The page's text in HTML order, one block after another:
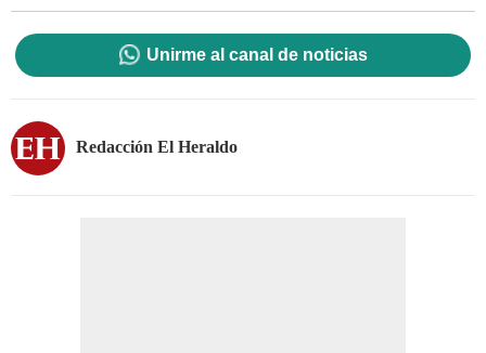
Unirme al canal de noticias
Redacción El Heraldo